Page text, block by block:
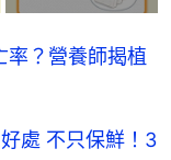
率？營養師揭植
處 不只保鮮！3